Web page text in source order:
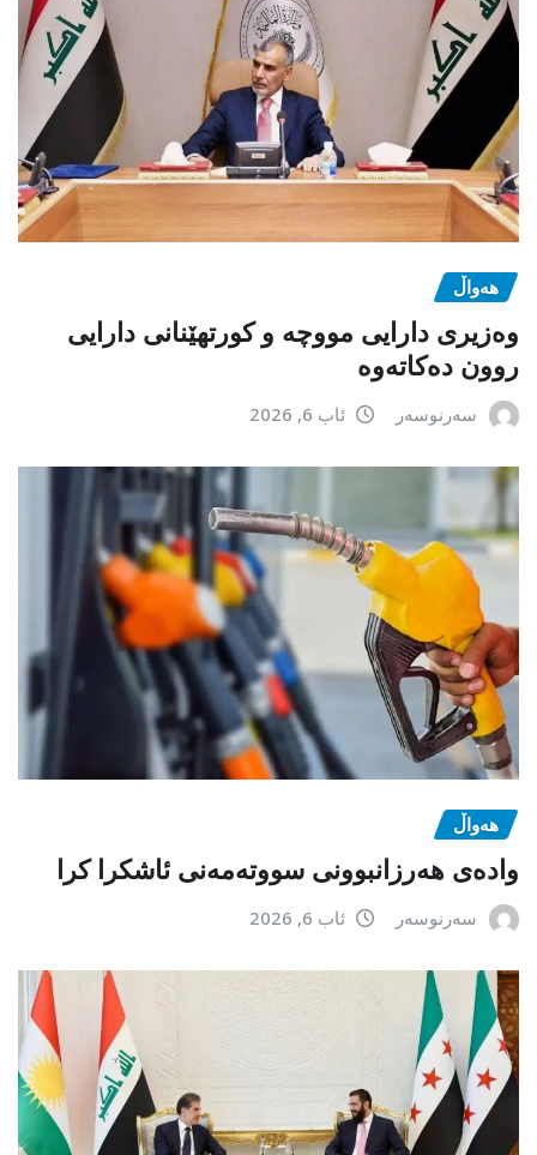
هەواڵ
وەزیری دارایی مووچە و کورتهێنانی دارایی
روون دەکاتەوە
سەرنوسەر ئاب 6, 2026
هەواڵ
وادەی هەرزانبوونی سووتەمەنی ئاشکرا کرا
سەرنوسەر ئاب 6, 2026